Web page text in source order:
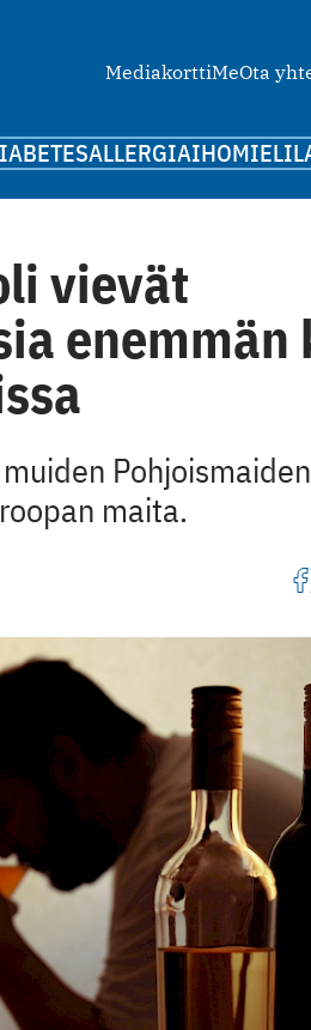
MediakorttiMeOta
ALLERGIAIHOMIELI
vievät
enemmän
maita.